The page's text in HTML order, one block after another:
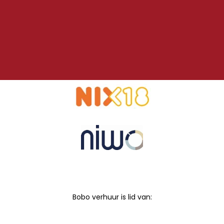
Bobo verhuur is lid van: